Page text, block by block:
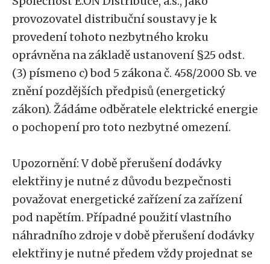
provozovatel distribuční soustavy je k
provedení tohoto nezbytného kroku
oprávněna na základě ustanovení §25 odst.
(3) písmeno c) bod 5 zákona č. 458/2000 Sb. ve
znění pozdějších předpisů (energetický
zákon). Žádáme odběratele elektrické energie
o pochopení pro toto nezbytné omezení.
Upozornění: V době přerušení dodávky
elektřiny je nutné z důvodu bezpečnosti
považovat energetické zařízení za zařízení
pod napětím. Případné použití vlastního
náhradního zdroje v době přerušení dodávky
elektřiny je nutné předem vždy projednat se